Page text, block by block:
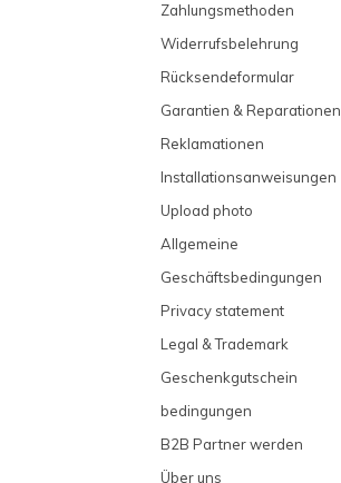
Zahlungsmethoden
Widerrufsbelehrung
Rücksendeformular
Garantien & Reparationen
Reklamationen
Installationsanweisungen
Upload photo
Allgemeine
Geschäftsbedingungen
Privacy statement
Legal & Trademark
Geschenkgutschein
bedingungen
B2B Partner werden
Über uns